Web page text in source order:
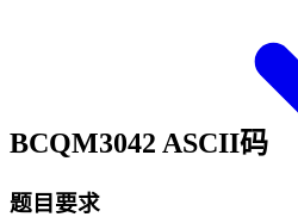
BCQM3042 ASCII码
题目要求